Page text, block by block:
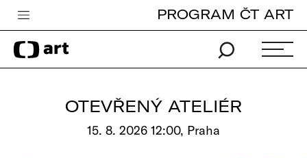
Česká televize
Zpravodajství
PROGRAM ČT ART
OTEVŘENÝ ATELIÉR
15. 8. 2026 12:00, Praha